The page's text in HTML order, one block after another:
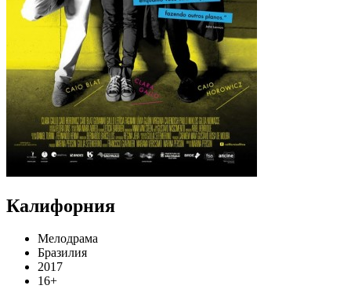
Калифорния
Мелодрама
Бразилия
2017
16+